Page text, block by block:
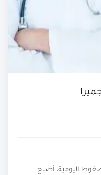
اليومية، أصبح